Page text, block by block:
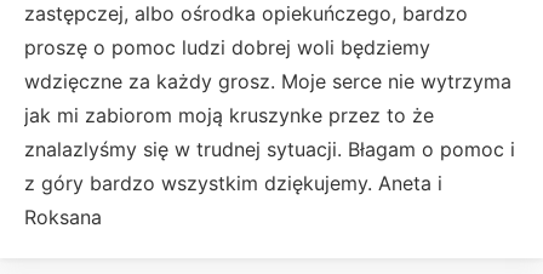
zastępczej, albo ośrodka opiekuńczego, bardzo
proszę o pomoc ludzi dobrej woli będziemy
wdzięczne za każdy grosz. Moje serce nie wytrzyma
jak mi zabiorom moją kruszynke przez to że
znalazlyśmy się w trudnej sytuacji. Błagam o pomoc i
z góry bardzo wszystkim dziękujemy. Aneta i
Roksana